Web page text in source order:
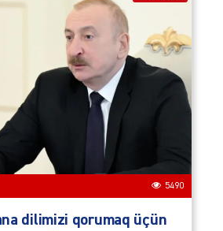
5490
dilimizi qorumaq üçün